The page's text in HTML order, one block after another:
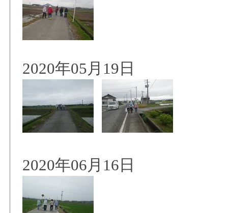
2020年05月19日
2020年06月16日